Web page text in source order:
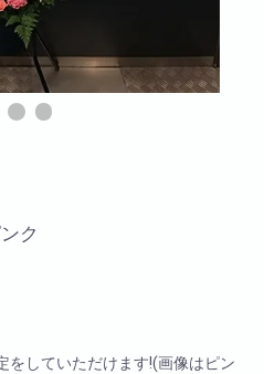
ク
をしていただけます!(画像はピン